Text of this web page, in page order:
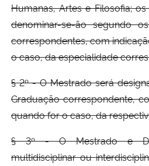
Humanas, Artes e Filosofia;
denominar-se-ão segundo
correspondentes, com
o caso, da especialidade
§ 2º - O Mestrado será
Graduação correspondente,
quando for o caso, da
§ 3º - O Mestrado e
multidisciplinar ou